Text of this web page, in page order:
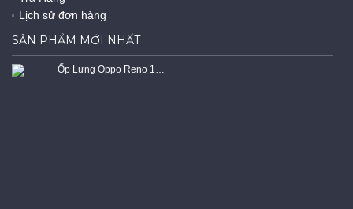
Lịch sử đơn hàng
SẢN PHẨM MỚI NHẤT